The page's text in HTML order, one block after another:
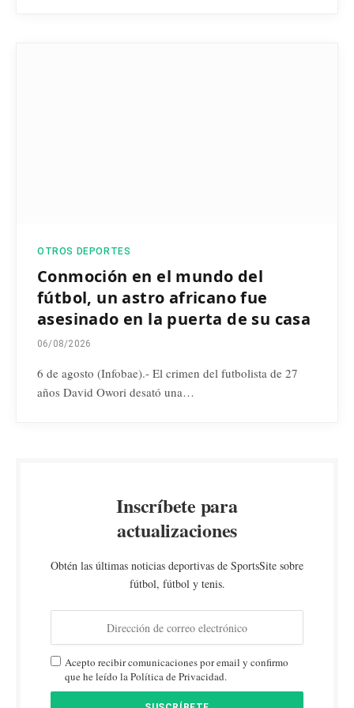
OTROS DEPORTES
Conmoción en el mundo del
fútbol, un astro africano fue
asesinado en la puerta de su casa
06/08/2026
6 de agosto (Infobae).- El crimen del futbolista de 27
años David Owori desató una…
Inscríbete para
actualizaciones
Obtén las últimas noticias deportivas de SportsSite sobre
fútbol, fútbol y tenis.
Acepto recibir comunicaciones por email y confirmo
que he leído la Política de Privacidad.